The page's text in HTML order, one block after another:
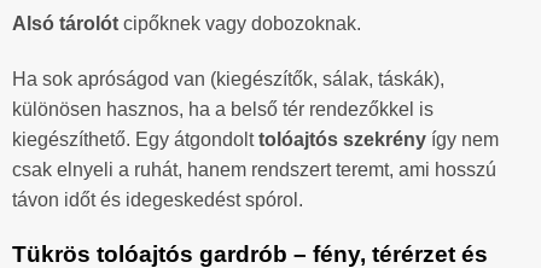
Alsó tárolót cipőknek vagy dobozoknak.
Ha sok apróságod van (kiegészítők, sálak, táskák),
különösen hasznos, ha a belső tér rendezőkkel is
kiegészíthető. Egy átgondolttolóajtós szekrény így nem
csak elnyeli a ruhát, hanem rendszert teremt, ami hosszú
távon időt és idegeskedést spórol.
Tükrös tolóajtós gardrób – fény, térérzet és